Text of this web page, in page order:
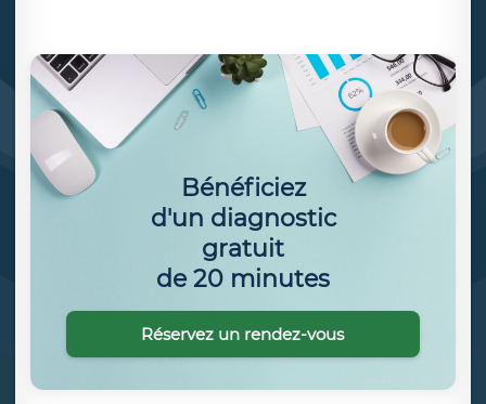
Bénéficiez
d'un diagnostic
gratuit
de 20 minutes
Réservez un rendez-vous